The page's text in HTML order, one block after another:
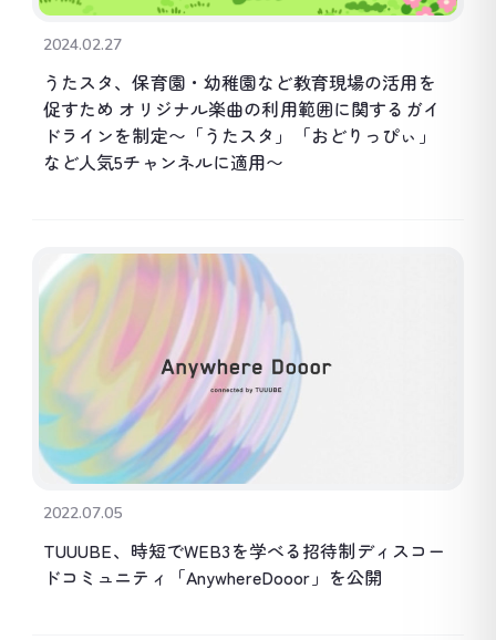
2024.02.27
うたスタ、保育園・幼稚園など教育現場の活用を
促すため オリジナル楽曲の利用範囲に関するガイ
ドラインを制定〜「うたスタ」「おどりっぴぃ」
など人気5チャンネルに適用〜
2022.07.05
TUUUBE、時短でWEB3を学べる招待制ディスコー
ドコミュニティ「AnywhereDooor」を公開